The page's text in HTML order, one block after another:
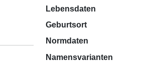
Lebensdaten
Geburtsort
Normdaten
Namensvarianten